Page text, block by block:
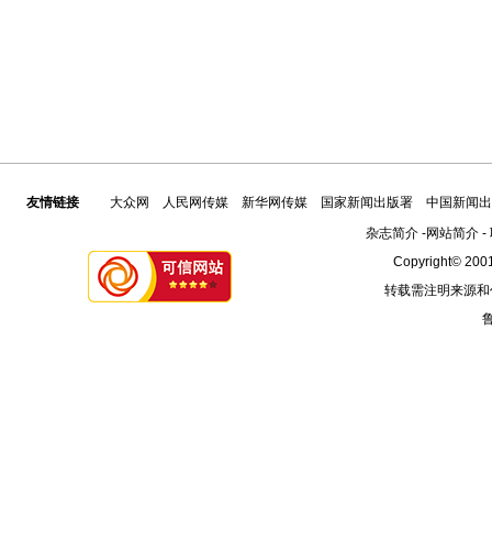
友情链接 大众网 人民网传媒 新华网传媒 国家新闻出版署
中国新闻
杂志简介-网站简介-
Copyright©
转载需注明来源